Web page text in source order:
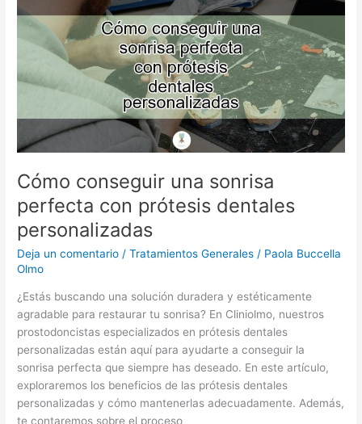
Cómo conseguir una sonrisa
perfecta con prótesis dentales
personalizadas
Deja un comentario /Tratamientos Generales / Paola Buccella
Olmo
¿Estás buscando una solución duradera y estéticamente
agradable para restaurar tu sonrisa? En Cliniolmo, nuestros
prostodoncistas especializados en prótesis dentales
personalizadas están aquí para ayudarte a conseguir la
sonrisa perfecta que siempre has deseado. En este artículo,
exploraremos los beneficios de las prótesis dentales
personalizadas y cómo mantenerlas adecuadamente. Además,
te contaremos sobre el proceso
conseguir
una
sonrisa
perfecta
con
personalizadas